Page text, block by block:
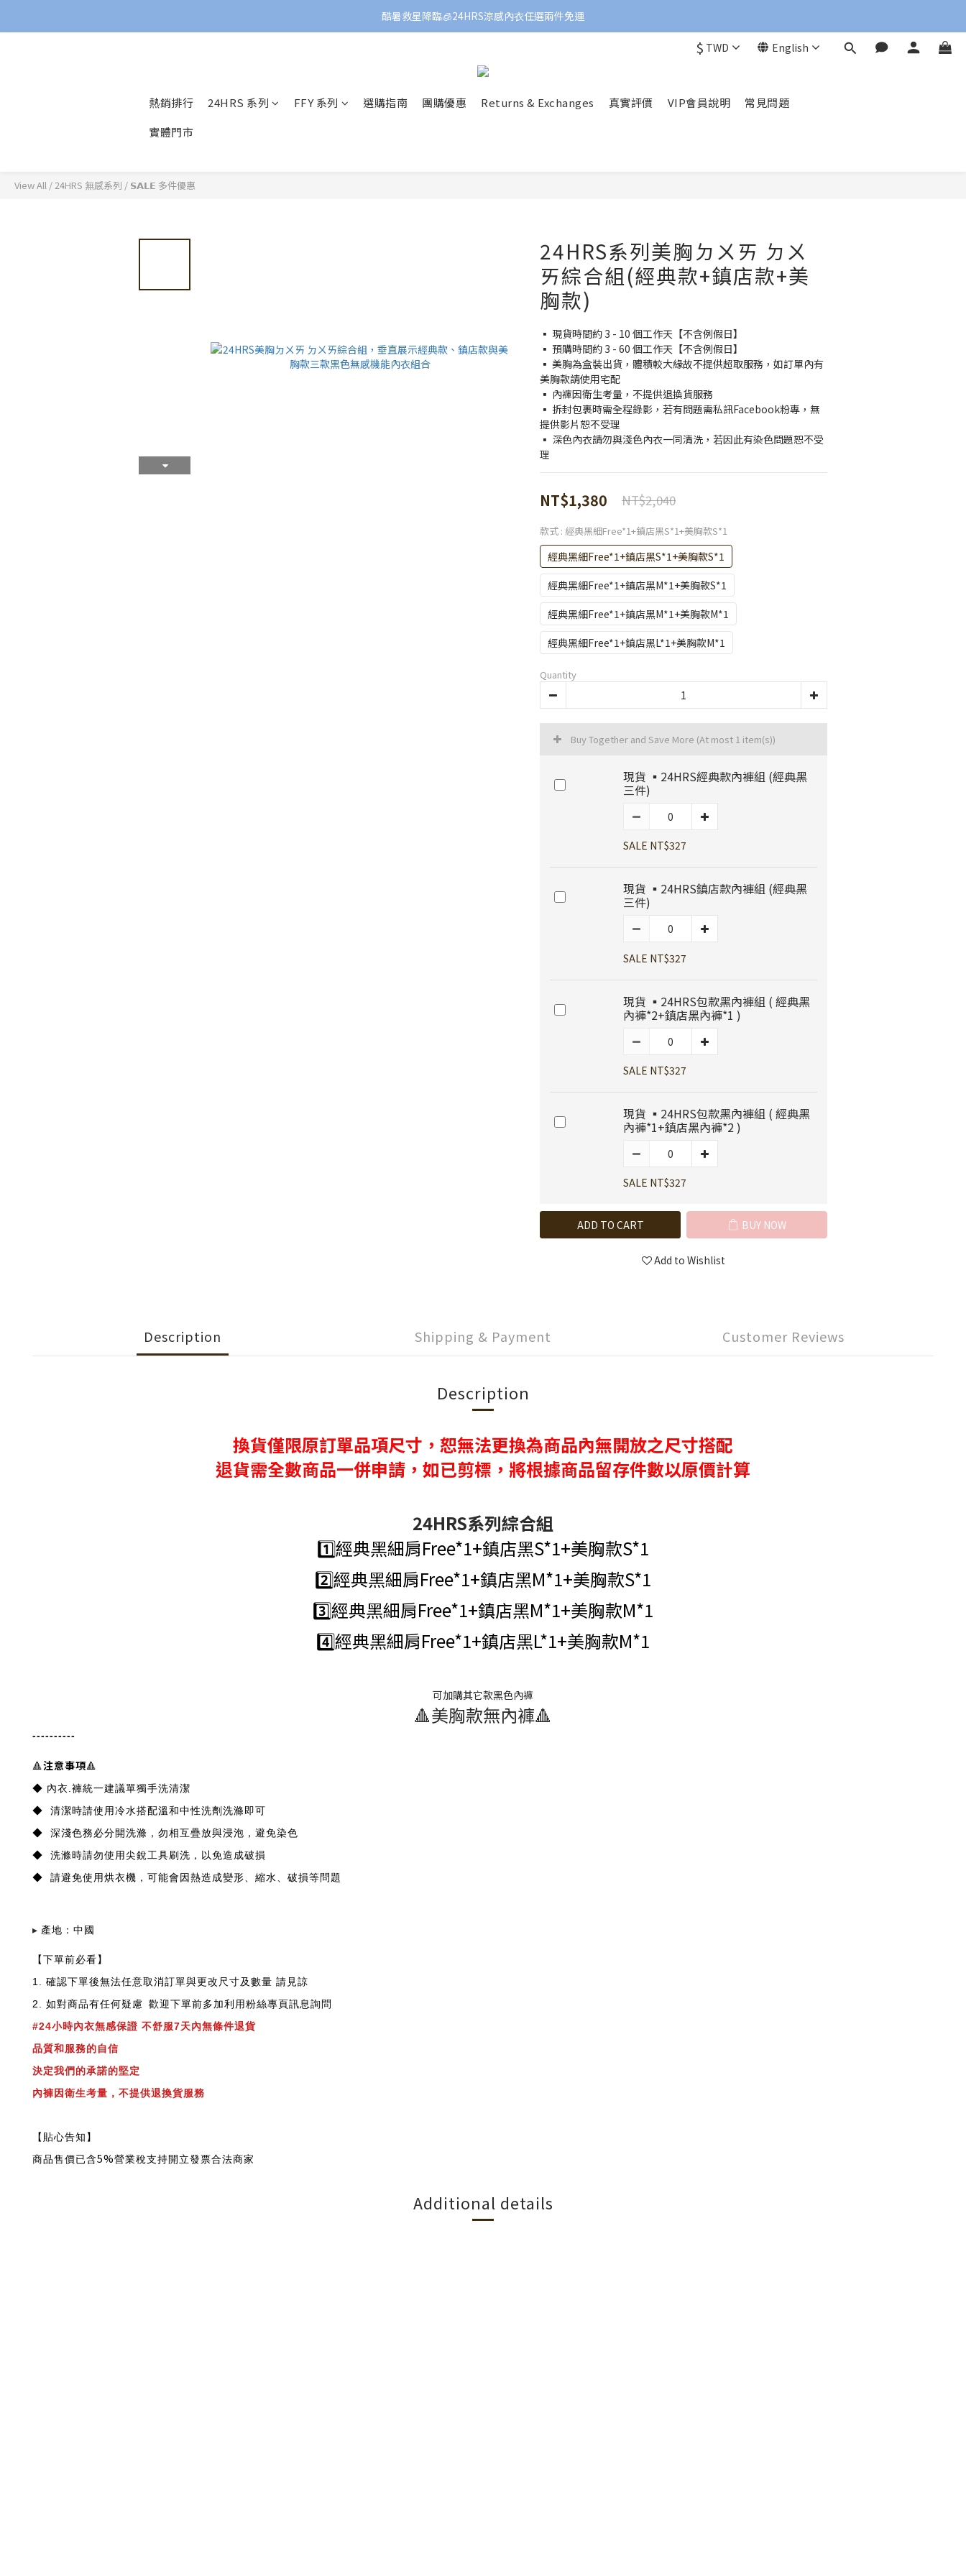
酷暑救星降臨🧊24HRS涼感內衣任選兩件免運
$ TWD English
熱銷排行 24HRS 系列 FFY 系列 選購指南 團購優惠 Returns & Exchanges 真實評價 VIP會員說明
常見問題
實體門市
View All /24HRS 無感系列 / 𝗦𝗔𝗟𝗘 多件優惠
24HRS系列美胸ㄉㄨㄞ ㄉㄨ
ㄞ綜合組(經典款+鎮店款+美
胸款)
▪️ 現貨時間約 3 - 10 個工作天【不含例假日】
▪️ 預購時間約 3 - 60 個工作天【不含例假日】
▪️ 美胸為盒裝出貨，體積較大緣故不提供超取服務，如訂單內有
美胸款請使用宅配
▪️ 內褲因衛生考量，不提供退換貨服務
▪️ 拆封包裹時需全程錄影，若有問題需私訊Facebook粉專，無
提供影片恕不受理
▪️ 深色內衣請勿與淺色內衣一同清洗，若因此有染色問題恕不受
理
NT$1,380 NT$2,040
款式 : 經典黑細Free*1+鎮店黑S*1+美胸款S*1
經典黑細Free*1+鎮店黑S*1+美胸款S*1
經典黑細Free*1+鎮店黑M*1+美胸款S*1
經典黑細Free*1+鎮店黑M*1+美胸款M*1
經典黑細Free*1+鎮店黑L*1+美胸款M*1
Quantity
Buy Together and Save More (At most 1 item(s))
現貨 ▪️24HRS經典款內褲組 (經典黑
三件)
SALE NT$327
現貨 ▪️24HRS鎮店款內褲組 (經典黑
三件)
SALE NT$327
現貨 ▪️24HRS包款黑內褲組 ( 經典黑
內褲*2+鎮店黑內褲*1 )
SALE NT$327
現貨 ▪️24HRS包款黑內褲組 ( 經典黑
內褲*1+鎮店黑內褲*2 )
SALE NT$327
ADD TO CART BUY NOW
Add to Wishlist
Description Shipping & Payment Customer Reviews
Description
換貨僅限原訂單品項尺寸，恕無法更換為商品內無開放之尺寸搭配
退貨需全數商品一併申請，如已剪標，將根據商品留存件數以原價計算
24HRS系列綜合組
1️⃣經典黑細肩Free*1+鎮店黑S*1+美胸款S*1
2️⃣經典黑細肩Free*1+鎮店黑M*1+美胸款S*1
3️⃣經典黑細肩Free*1+鎮店黑M*1+美胸款M*1
4️⃣經典黑細肩Free*1+鎮店黑L*1+美胸款M*1
可加購其它款黑色內褲
🔺美胸款無內褲🔺
----------
🔺注意事項🔺
◆ 內衣.褲統一建議單獨手洗清潔
◆ 清潔時請使用冷水搭配溫和中性洗劑洗滌即可
◆ 深淺色務必分開洗滌，勿相互疊放與浸泡，避免染色
◆ 洗滌時請勿使用尖銳工具刷洗，以免造成破損
◆ 請避免使用烘衣機，可能會因熱造成變形、縮水、破損等問題
▸ 產地：中國
【下單前必看】
1. 確認下單後無法任意取消訂單與更改尺寸及數量 請見諒
2. 如對商品有任何疑慮 歡迎下單前多加利用粉絲專頁訊息詢問
#24小時內衣無感保證 不舒服7天內無條件退貨
品質和服務的自信
決定我們的承諾的堅定
內褲因衛生考量，不提供退換貨服務
【貼心告知】
商品售價已含5%營業稅支持開立發票合法商家
Additional details